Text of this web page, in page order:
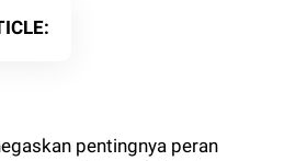
pentingnya peran